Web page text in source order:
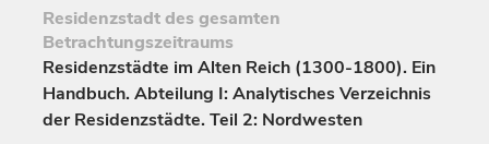
Residenzstadtdes gesamten
Betrachtungszeitraums
Residenzstädte im Alten Reich (1300-1800). Ein
Handbuch. Abteilung I: Analytisches Verzeichnis
der Residenzstädte. Teil 2: Nordwesten